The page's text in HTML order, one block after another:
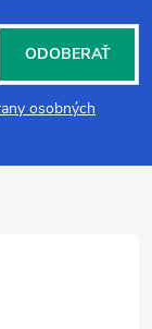
osobných
ODOBERAŤ